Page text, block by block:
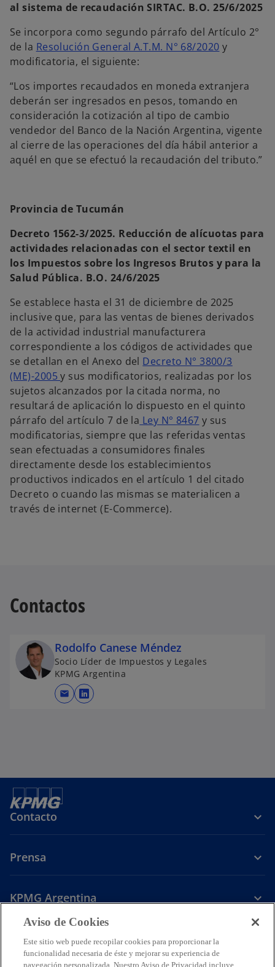
al sistema de recaudación SIRTAC. B.O. 25/6/2025
Se incorpora como segundo párrafo del Artículo 2°
de la Resolución General A.T.M. N° 68/2020 y
modificatoria, el siguiente:
“Los importes recaudados en moneda extranjera
deberán ser ingresados en pesos, tomando en
consideración la cotización al tipo de cambio
vendedor del Banco de la Nación Argentina, vigente
al cierre de las operaciones del día hábil anterior a
aquél en que se efectuó la recaudación del tributo.”
Provincia de Tucumán
Decreto 1562-3/2025. Reducción de alícuotas para
actividades relacionadas con el sector textil en
los Impuestos sobre los Ingresos Brutos y para la
Salud Pública. B.O. 24/6/2025
Se establece hasta el 31 de diciembre de 2025
inclusive que, para las ventas de bienes derivados
de la actividad industrial manufacturera
correspondiente a los códigos de actividades que
se detallan en el Anexo del Decreto N° 3800/3
(ME)-2005y sus modificatorios, realizadas por los
sujetos alcanzados por la citada norma, no
resultará de aplicación lo dispuesto en el quinto
párrafo del artículo 7 de la Ley N° 8467 y sus
modificatorias, siempre que las referidas ventas
sean efectuadas a consumidores finales
directamente desde los establecimientos
productivos indicados en el artículo 1 del citado
Decreto o cuando las mismas se materialicen a
través de internet (E-Commerce).
Contactos
Rodolfo Canese Méndez
Socio Líder de Impuestos y Legales
KPMG Argentina
mail
s
n
e
t
a
ñ
a
Contacto
Prensa
KPMG Argentina
e
a
e
a
e
a
LegalPolítica de PrivacidadAccesibilidadAyudaGlosario
Aviso de Cookies
Este sitio web puede recopilar cookies para proporcionar la
funcionalidad necesaria de éste y mejorar su experiencia de
navegación personalizada. Nuestro Aviso de Privacidad incluye